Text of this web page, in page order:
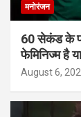
मनोरंजन
60 सेकंड के
फेमिनिज्म है
August 6,